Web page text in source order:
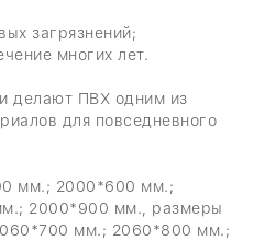
загрязнений;
многих лет.
делают ПВХ одним из
для повседневного
мм.; 2000*600 мм.;
2000*900 мм., размеры
мм.; 2060*800 мм.;